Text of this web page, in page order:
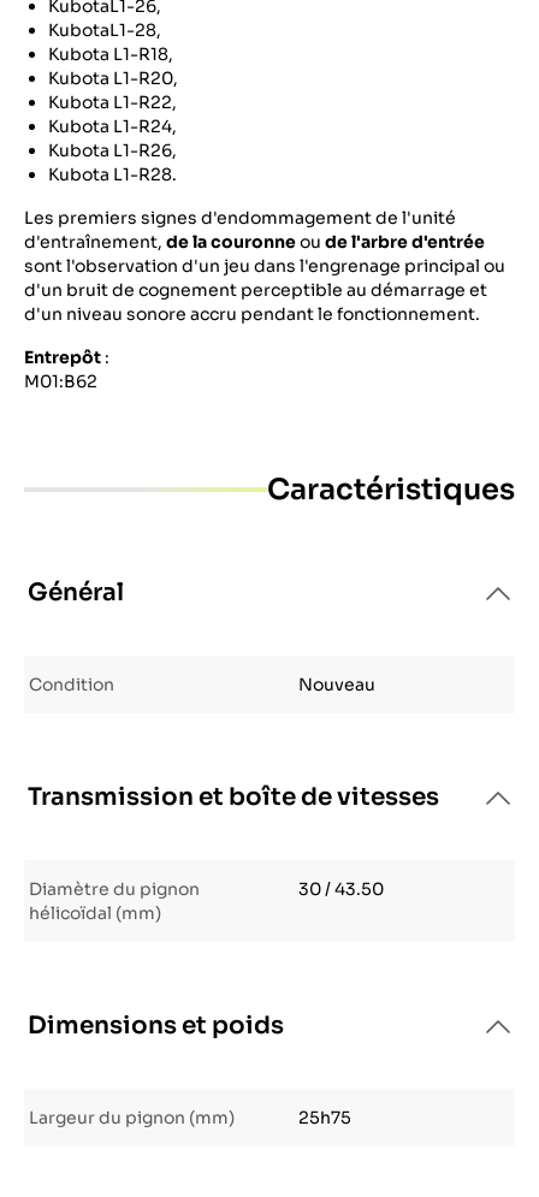
KubotaL1-26,
KubotaL1-28,
Kubota L1-R18,
Kubota L1-R20,
Kubota L1-R22,
Kubota L1-R24,
Kubota L1-R26,
Kubota L1-R28.
Les premiers signes d'endommagement de l'unité
d'entraînement, de la couronneou de l'arbre d'entrée
sont l'observation d'un jeu dans l'engrenage principal ou
d'un bruit de cognement perceptible au démarrage et
d'un niveau sonore accru pendant le fonctionnement.
Entrepôt :
M01:B62
Caractéristiques
Général
Condition Nouveau
Transmission et boîte de vitesses
Diamètre du pignon
hélicoïdal (mm)
30 / 43.50
Dimensions et poids
Largeur du pignon (mm) 25h75